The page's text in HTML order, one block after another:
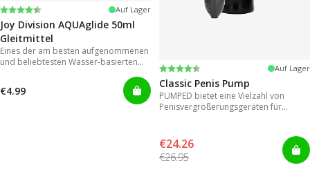
Bewertung:
4.2 von 5 Sternen Auf Lager
Joy Division AQUAglide 50ml
Gleitmittel
Eines der am besten aufgenommenen
und beliebtesten Wasser-basierten
€4.99
Bewertung:
4.3 von 5 Sternen Auf Lager
Classic Penis Pump
PUMPED bietet eine Vielzahl von
Penisvergrößerungsgeräten für
€24.26
€26.95